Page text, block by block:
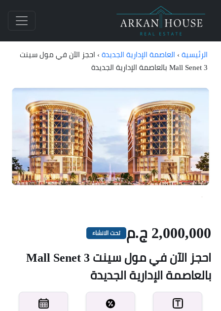
الرئيسية › العاصمة الإدارية الجديدة › احجز الآن في مول سينت
Mall Senet 3 بالعاصمة الإدارية الجديدة
2,000,000 ج.م تحت الانشاء
احجز الآن في مول سينت Mall Senet 3
بالعاصمة الإدارية الجديدة